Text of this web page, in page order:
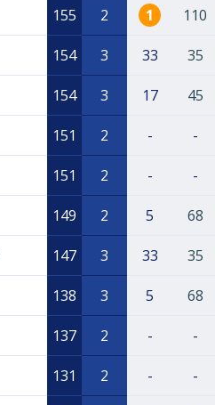
155 2 1 110
154 3 33 35
154 3 17 45
151 2 - -
151 2 - -
149 2 5 68
147 3 33 35
138 3 5 68
137 2 - -
131 2 - -